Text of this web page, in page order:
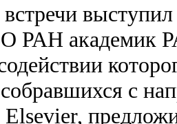
РАН академик
с
Elsevier,